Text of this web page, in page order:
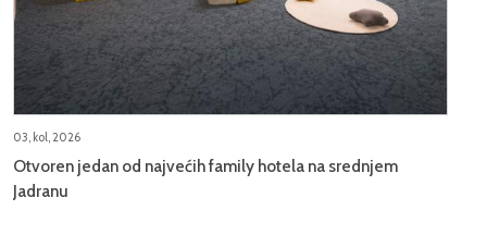
03, kol, 2026
Otvoren jedan od najvećih family hotela na srednjem
Jadranu